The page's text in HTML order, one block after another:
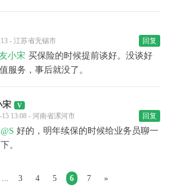
- 江苏省无锡市 回复
小宋 买保险的时候提前谈好。没谈好
服务，事后就没了。
宋
15 13:08 - 河南省漯河市 回复
@S 好的，明年续保的时候给业务员聊一
下。
3 4 5 6 7 »